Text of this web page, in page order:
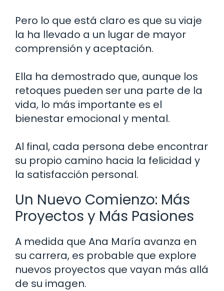
Pero lo que está claro es que su viaje
la ha llevado a un lugar de mayor
comprensión y aceptación.
Ella ha demostrado que, aunque los
retoques pueden ser una parte de la
vida, lo más importante es el
bienestar emocional y mental.
Al final, cada persona debe encontrar
su propio camino hacia la felicidad y
la satisfacción personal.
Un Nuevo Comienzo: Más
Proyectos y Más Pasiones
A medida que Ana María avanza en
su carrera, es probable que explore
nuevos proyectos que vayan más allá
de su imagen.